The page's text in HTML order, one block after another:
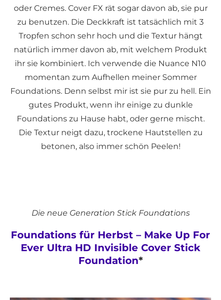
oder Cremes. Cover FX rät sogar davon ab, sie pur
zu benutzen. Die Deckkraft ist tatsächlich mit 3
Tropfen schon sehr hoch und die Textur hängt
natürlich immer davon ab, mit welchem Produkt
ihr sie kombiniert. Ich verwende die Nuance N10
momentan zum Aufhellen meiner Sommer
Foundations. Denn selbst mir ist sie pur zu hell. Ein
gutes Produkt, wenn ihr einige zu dunkle
Foundations zu Hause habt, oder gerne mischt.
Die Textur neigt dazu, trockene Hautstellen zu
betonen, also immer schön Peelen!
Die neue Generation Stick Foundations
Foundations für Herbst – Make Up For
Ever Ultra HD Invisible Cover Stick
Foundation*